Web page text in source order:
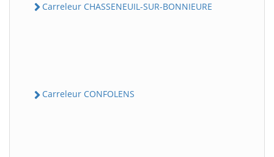
Carreleur CHASSENEUIL-SUR-BONNIEURE
Carreleur CONFOLENS